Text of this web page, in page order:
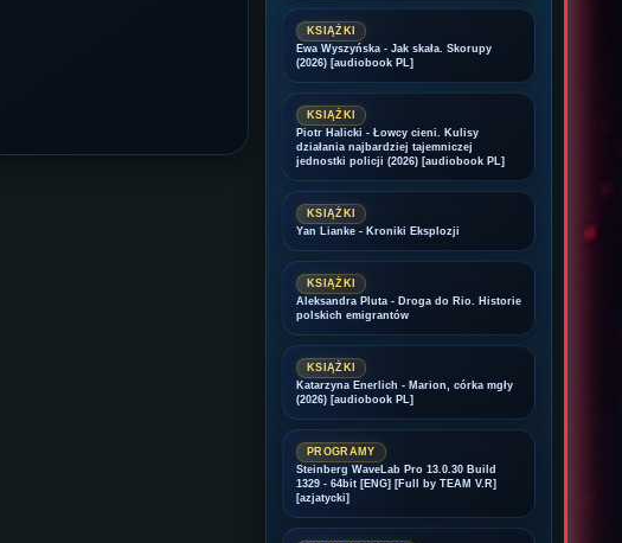
KSIĄŻKI
Ewa Wyszyńska - Jak skała. Skorupy
(2026) [audiobook PL]
KSIĄŻKI
Piotr Halicki - Łowcy cieni. Kulisy
działania najbardziej tajemniczej
jednostki policji (2026) [audiobook PL]
KSIĄŻKI
Yan Lianke - Kroniki Eksplozji
KSIĄŻKI
Aleksandra Pluta - Droga do Rio. Historie
polskich emigrantów
KSIĄŻKI
Katarzyna Enerlich - Marion, córka mgły
(2026) [audiobook PL]
PROGRAMY
Steinberg WaveLab Pro 13.0.30 Build
1329 - 64bit [ENG] [Full by TEAM V.R]
[azjatycki]